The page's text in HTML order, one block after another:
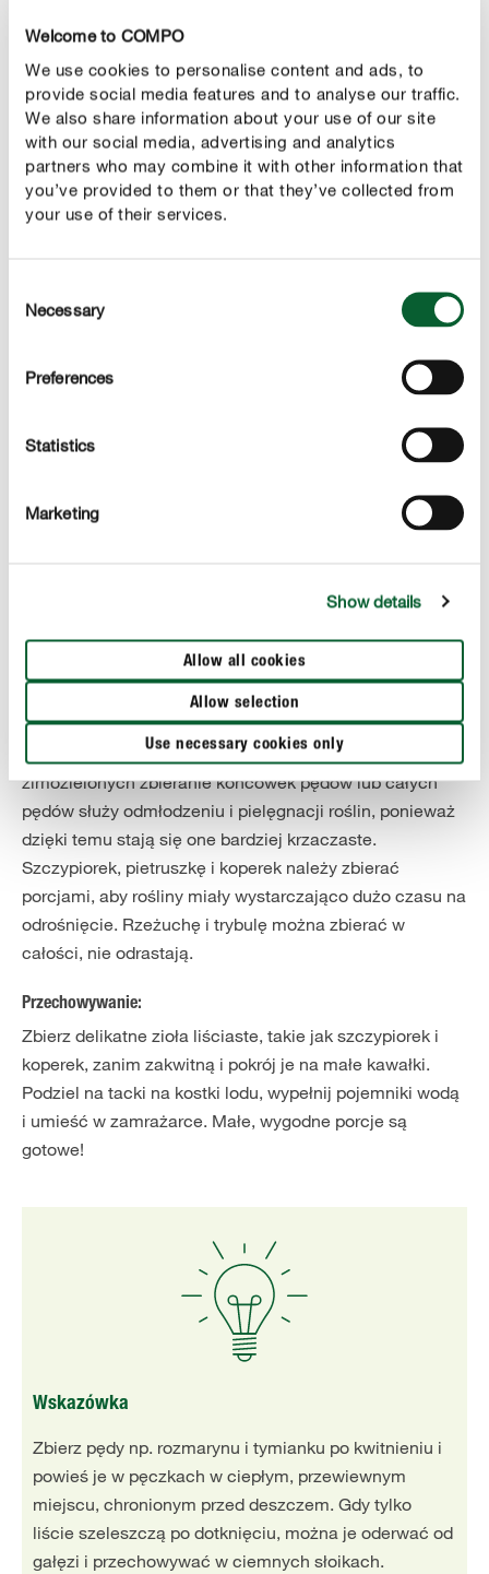
Welcome to COMPO
We use cookies to personalise content and ads, to
provide social media features and to analyse our traffic.
We also share information about your use of our site
with our social media, advertising and analytics
partners who may combine it with other information that
you’ve provided to them or that they’ve collected from
your use of their services.
Selection
Necessary
Preferences
Statistics
Marketing
Show details
Allow all cookies
Allow selection
Use necessary cookies only
ciepłolubne gatunki preferują lekko odstaną, ciepłą
wodę.
Dla zdrowego, silnego wzrostu i wytwarzania aromatów
zioła potrzebują wystarczającej ilości składników
odżywczych. Dlatego należy je nawozić regularnie od
używać nawozu stałego, dobrym wyborem będzie
naturalny nawóz uniwersalny. Dostarcza on ziołom
Przycinanie po kwitnieniu utrzymuje zioła w zwartej
zdrowotnym i smakowym, gdy są używane świeżo
zebrane. Czas zbiorów przypada w większości
przypadków przed kwitnieniem (pietruszka, bazylia,
estragon, majeranek, gorczyca, trybula i odmiany
rzeżuchy). Kwitnące rośliny są bardziej włókniste i
często mają gorzki smak. W przypadku krzewów
zimozielonych zbieranie końcówek pędów lub całych
pędów służy odmłodzeniu i pielęgnacji roślin, ponieważ
dzięki temu stają się one bardziej krzaczaste.
Szczypiorek, pietruszkę i koperek należy zbierać
porcjami, aby rośliny miały wystarczająco dużo czasu na
odrośnięcie. Rzeżuchę i trybulę można zbierać w
całości, nie odrastają.
Przechowywanie:
Zbierz delikatne zioła liściaste, takie jak szczypiorek i
koperek, zanim zakwitną i pokrój je na małe kawałki.
Podziel na tacki na kostki lodu, wypełnij pojemniki wodą
i umieść w zamrażarce. Małe, wygodne porcje są
gotowe!
Wskazówka
Zbierz pędy np. rozmarynu i tymianku po kwitnieniu i
powieś je w pęczkach w ciepłym, przewiewnym
miejscu, chronionym przed deszczem. Gdy tylko
liście szeleszczą po dotknięciu, można je oderwać od
gałęzi i przechowywać w ciemnych słoikach.